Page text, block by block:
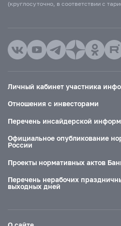
(круглосуточно, в соответствии с
Личный кабинет участника
Отношения с инвесторами
Перечень инсайдерской
Официальное опубликование
России
Проекты нормативных актов
Перечень нерабочих
выходных дней